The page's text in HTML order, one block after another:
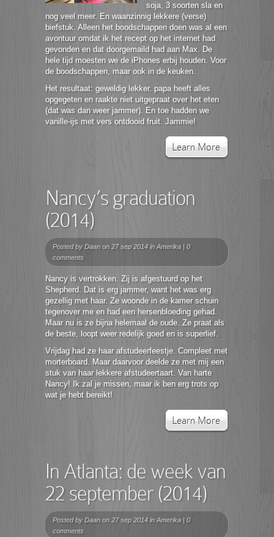
soja, 3 soorten sla en
nog veel meer. En waanzinnig lekkere (verse)
biefstuk. Alleen het boodschappen doen was al een
avontuur omdat ik het recept op het internet had
gevonden en dat doorgemaild had aan Max. De
hele tijd moesten we de iPhones erbij houden. Voor
de boodschappen, maar ook in de keuken.
Het resultaat: geweldig lekker. papa heeft alles
opgegeten en raakte niet uitgepraat over het eten
(dat was dan weer jammer). En toe hadden we
vanille-ijs met vers ontdooid fruit. Jammie!
Learn More
Nancy’s graduation
(2014)
Posted by Daan on 27 sep 2014 in Amerika | 0
comments
Nancy is vertrokken. Zij is afgestuurd op het
Shepherd. Dat is erg jammer, want het was erg
gezellig met haar. Ze woonde in de kamer schuin
tegenover me en had een hersenbloeding gehad.
Maar nu is ze bijna helemaal de oude. Ze praat als
de beste, loopt weer redelijk goed en is superlief.
Vrijdag had ze haar afstudeerfeestje. Compleet met
morterboard. Maar daarvoor deelde ze met mij een
stuk van haar lekkere afstudeertaart. Van harte
Nancy! Ik zal je missen, maar ik ben erg trots op
wat je hebt bereikt!
Learn More
In Atlanta: de week van
22 september (2014)
Posted by Daan on 27 sep 2014 in Amerika | 0
comments